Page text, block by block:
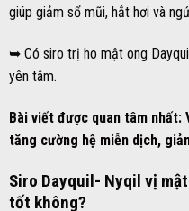
giúp giảm sổ mũi, hắt hơi và
➥ Có siro trị ho mật ong
yên tâm.
Bài viết được quan tâm nhất:
tăng cường hệ miễn dịch,
Siro Dayquil- Nyqil vị
tốt không?